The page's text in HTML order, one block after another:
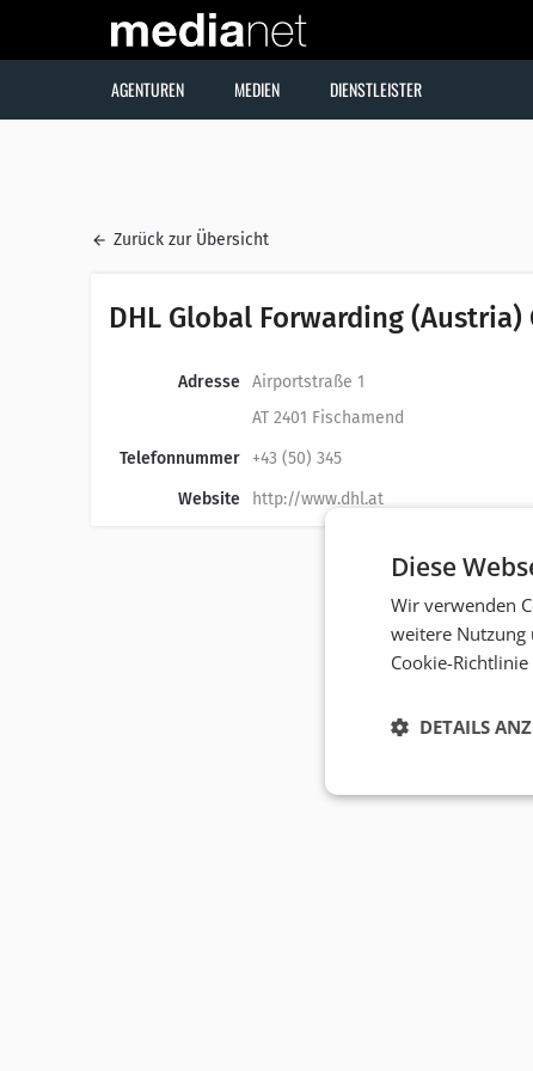
AGENTUREN MEDIEN DIENSTLEISTER
Zurück zur Übersicht
DHL Global Forwarding (Austria)
Adresse Airportstraße 1
AT 2401 Fischamend
Telefonnummer
+43 (50) 345
Website
http://www.dhl.at
Diese
Wir verwenden
weitere Nutzung
Cookie-Richtlinie
DETAILS